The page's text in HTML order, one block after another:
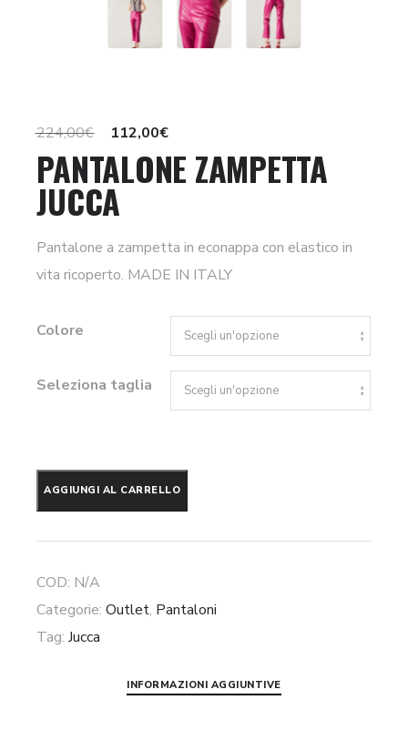
224,00€
Il
prezzo
originale
era:
224,00€.
112,00€Il
prezzo
attuale
112,00€.
PANTALONE ZAMPETTA
JUCCA
Pantalone a zampetta in econappa con elastico in
vita ricoperto. MADE IN ITALY
Colore
Seleziona taglia
Pantalone
zampetta
Jucca
AGGIUNGI AL CARRELLO
COD: N/A
Categorie:Outlet, Pantaloni
Tag:Jucca
INFORMAZIONI AGGIUNTIVE